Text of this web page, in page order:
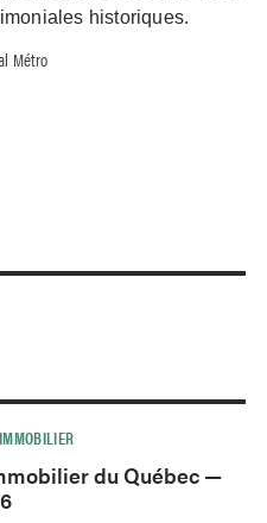
historiques.
Métro
du Québec —